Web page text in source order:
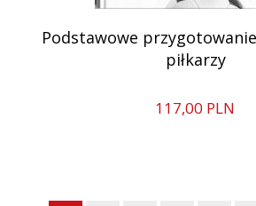
Podstawowe
piłkarzy
117,00 PLN